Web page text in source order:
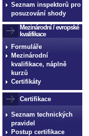
Seznam inspektorů pro
posuzování shody
Mezinárodní / evropské
kvalifikace
Formuláře
Mezinárodní
kvalifikace, náplně
kurzů
Certifikáty
Certifikace
Seznam technických
pravidel
Postup certifikace